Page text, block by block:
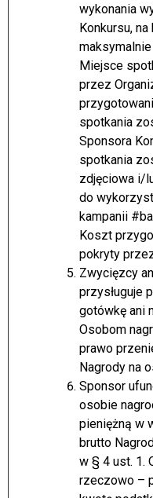
wykonania
Konkursu,
Miejsce
przez
spotkania
Sponsora
spotkania
zdjęciowa i/
do
kampanii
Koszt
pokryty
Zwycięzcy
przysługuje
gotówkę ani
Osobom
prawo
Nagrody na
Sponsor
osobie
pieniężną w
brutto
w § 4 ust. 1.
rzeczowo –